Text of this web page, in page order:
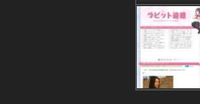
08/08 11:09
08/08 11:09
08/08 11:05
08/08 11:03
08/08 11:02
08/08 11:00
08/08 10:57